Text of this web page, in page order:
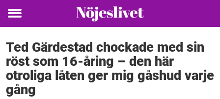
Toggle
Ted Gärdestad chockade med sin
röst som 16-åring – den här
otroliga låten ger mig gåshud varje
gång